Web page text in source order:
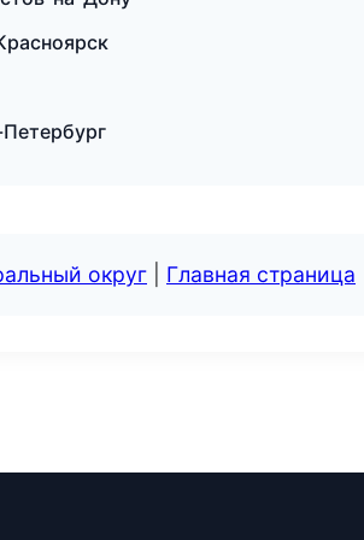
округ Главная страница